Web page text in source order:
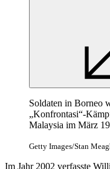
Soldaten in Borneo
„Konfrontasi“-
Malaysia im März
Getty Images/Stan
Im Jahr 2002 verfasste